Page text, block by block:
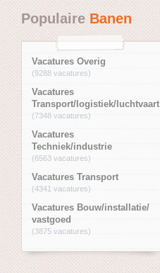
PopulaireBanen
Vacatures Overig
(9288 vacatures)
Vacatures
Transport/logistiek/luchtvaart
(7348 vacatures)
Vacatures
Techniek/industrie
(6563 vacatures)
Vacatures Transport
(4341 vacatures)
Vacatures Bouw/installatie/
vastgoed
(3875 vacatures)